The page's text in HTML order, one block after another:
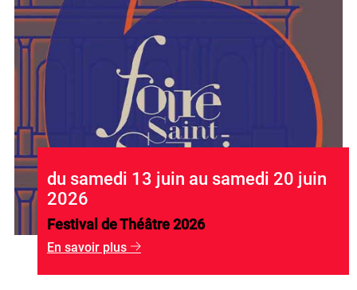
du samedi 13 juin au samedi 20 juin
2026
Festival de Théâtre 2026
En savoir plus g